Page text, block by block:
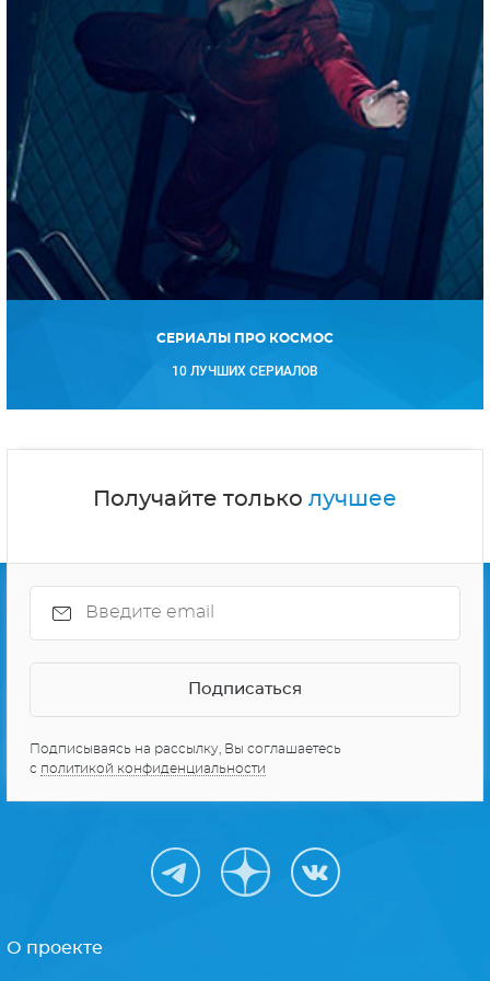
СЕРИАЛЫ ПРО КОСМОС
10 ЛУЧШИХ СЕРИАЛОВ
Получайте только лучшее
Подписываясь на рассылку, Вы соглашаетесь
с политикой конфиденциальности
О проекте